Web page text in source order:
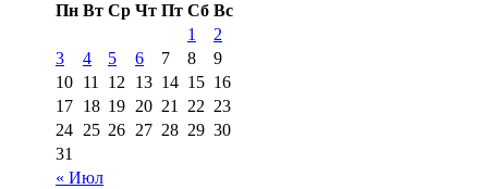
Пн Вт Ср Чт Пт Сб Вс
« Июл
1
2
3
4 5 6 7 8
9
10 11 12 13 14 15 16
17 18 19 20 21 22 23
24 25 26 27 28 29 30
31